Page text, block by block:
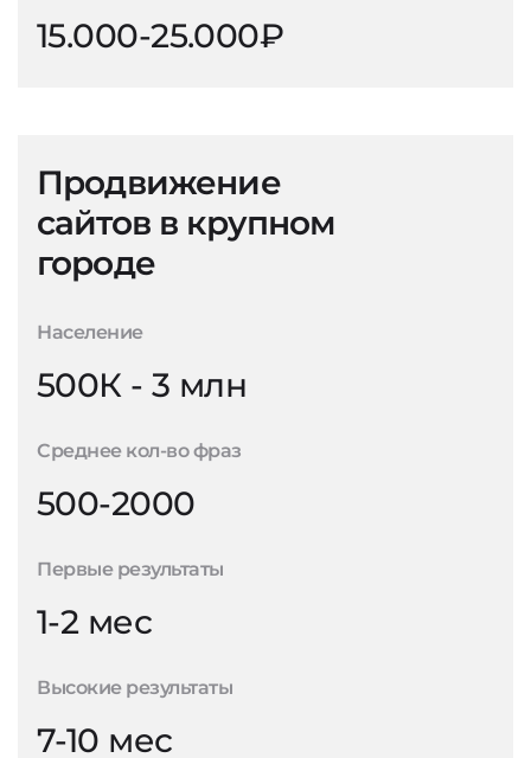
15.000-25.000₽
Продвижение
сайтов в крупном
городе
Население
500К - 3 млн
Среднее кол-во фраз
500-2000
Первые результаты
1-2 мес
Высокие результаты
7-10 мес